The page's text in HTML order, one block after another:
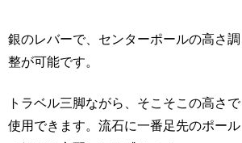
銀のレバーで、センターポールの高さ調
整が可能です。
トラベル三脚ながら、そこそこの高さで
使用できます。流石に一番足先のポール